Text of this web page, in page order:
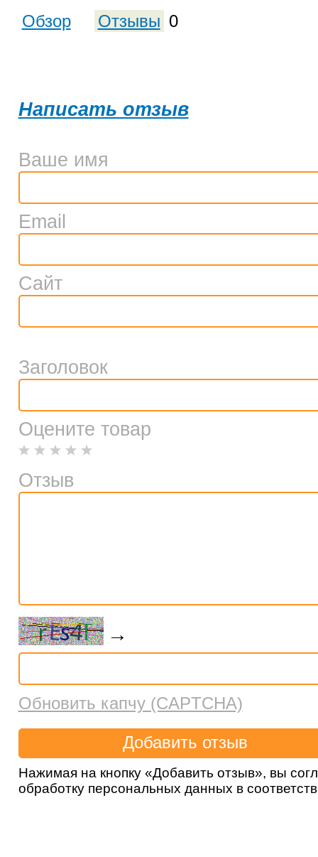
Обзор Отзывы 0
Написать отзыв
Ваше имя
Email
Сайт
Заголовок
Оцените товар
Отзыв
→
Обновить капчу (CAPTCHA)
Нажимая на кнопку «Добавить отзыв», вы
обработку персональных данных в